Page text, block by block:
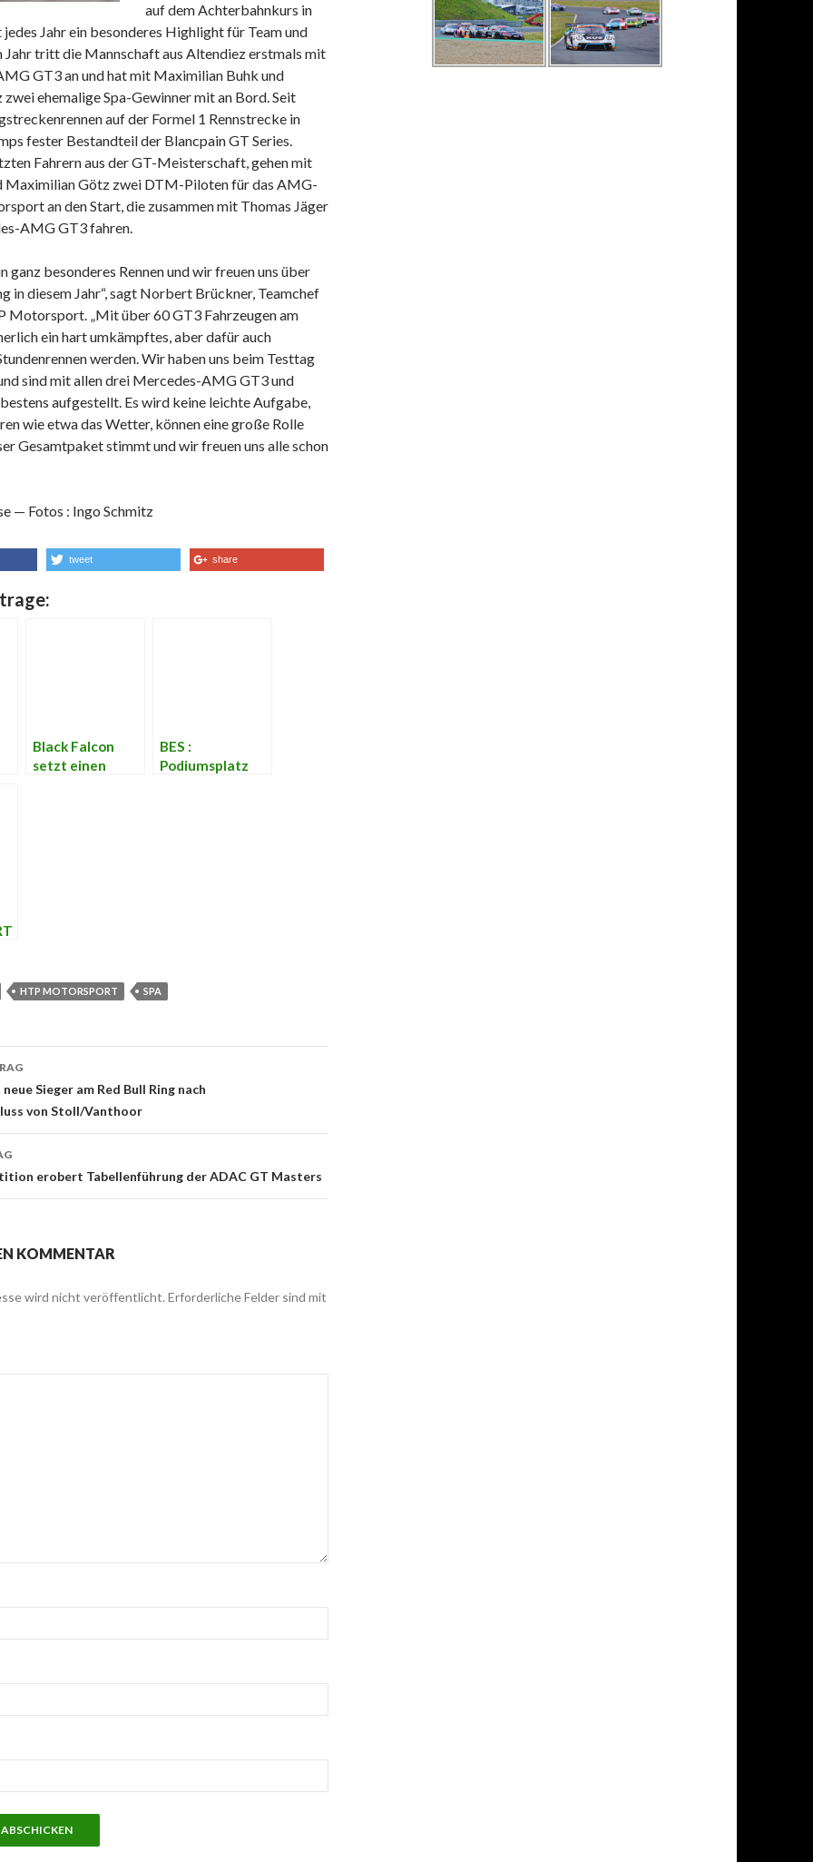
auf dem Achterbahnkurs in
jedes Jahr ein besonderes Highlight für Team und
Jahr tritt die Mannschaft aus Altendiez erstmals mit
GT3 an und hat mit Maximilian Buhk und
ehemalige Spa-Gewinner mit an Bord.Seit
auf der Formel 1 Rennstrecke in
fester Bestandteil der Blancpain GT Series.
Fahrern aus der GT-Meisterschaft, gehen mit
Maximilian Götz zwei DTM-Piloten für das AMG-
an den Start, die zusammen mit Thomas Jäger
AMG GT3 fahren.
ganz besonderes Rennen und wir freuen uns über
in diesem Jahr“, sagt Norbert Brückner, Teamchef
Motorsport. „Mit über 60 GT3 Fahrzeugen am
ein hart umkämpftes, aber dafür auch
werden. Wir haben uns beim Testtag
sind mit allen drei Mercedes-AMG GT3 und
aufgestellt. Es wird keine leichte Aufgabe,
wie etwa das Wetter, können eine große Rolle
Gesamtpaket stimmt und wir freuen uns alle schon
— Fotos : Ingo Schmitz
tweet share
Black Falcon
setzt einen
BES :
Podiumsplatz
HTP MOTORSPORT SPA
Sieger am Red Bull Ring nach
von Stoll/Vanthoor
erobert Tabellenführung der ADAC GT Masters
KOMMENTAR
wird nicht veröffentlicht. Erforderliche Felder sind mit